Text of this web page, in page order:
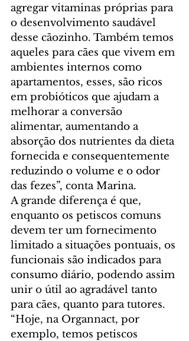
agregar vitaminas próprias para
o desenvolvimento saudável
desse cãozinho. Também temos
aqueles para cães que vivem em
ambientes internos como
apartamentos, esses, são ricos
em probióticos que ajudam a
melhorar a conversão
alimentar, aumentando a
absorção dos nutrientes da dieta
fornecida e consequentemente
reduzindo o volume e o odor
das fezes”, conta Marina.
A grande diferença é que,
enquanto os petiscos comuns
devem ter um fornecimento
limitado a situações pontuais, os
funcionais são indicados para
consumo diário, podendo assim
unir o útil ao agradável tanto
para cães, quanto para tutores.
“Hoje, na Organnact, por
exemplo, temos petiscos